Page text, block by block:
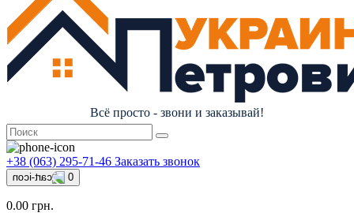
Всё просто - звони и заказывай!
+38 (063) 295-71-46 Заказать звонок
0
0.00 грн.